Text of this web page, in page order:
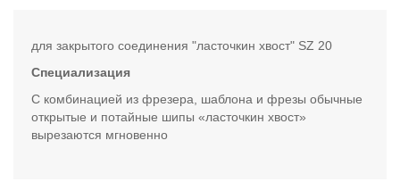
для закрытого соединения "ласточкин хвост" SZ 20
Специализация
С комбинацией из фрезера, шаблона и фрезы обычные
открытые и потайные шипы «ласточкин хвост»
вырезаются мгновенно